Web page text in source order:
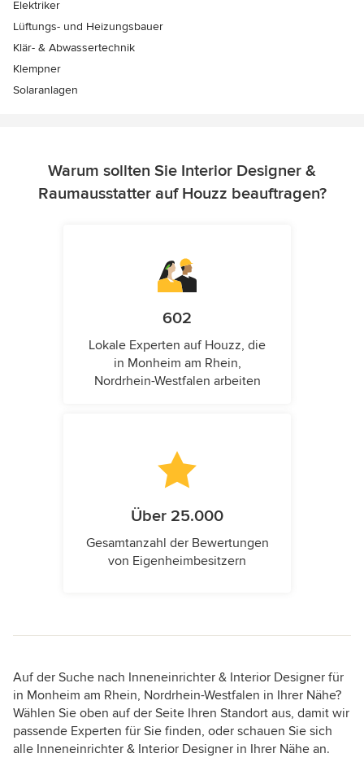
Elektriker
Lüftungs- und Heizungsbauer
Klär- & Abwassertechnik
Klempner
Solaranlagen
Warum sollten Sie Interior Designer &
Raumausstatter auf Houzz beauftragen?
602
Lokale Experten auf Houzz, die
in Monheim am Rhein,
Nordrhein-Westfalen arbeiten
Über 25.000
Gesamtanzahl der Bewertungen
von Eigenheimbesitzern
Auf der Suche nach Inneneinrichter & Interior Designer für
in Monheim am Rhein, Nordrhein-Westfalen in Ihrer Nähe?
Wählen Sie oben auf der Seite Ihren Standort aus, damit wir
passende Experten für Sie finden, oder schauen Sie sich
alle Inneneinrichter & Interior Designer in Ihrer Nähe an.